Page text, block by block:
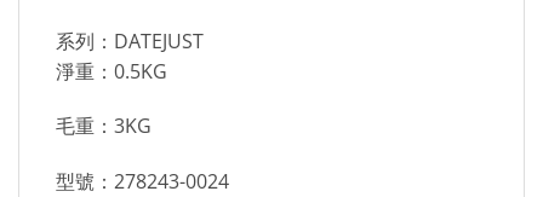
系列：DATEJUST
淨重：0.5KG
毛重：3KG
型號：278243-0024